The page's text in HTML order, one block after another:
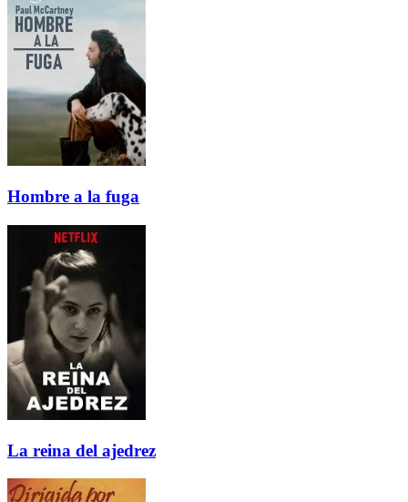
Hombre a la fuga
La reina del ajedrez